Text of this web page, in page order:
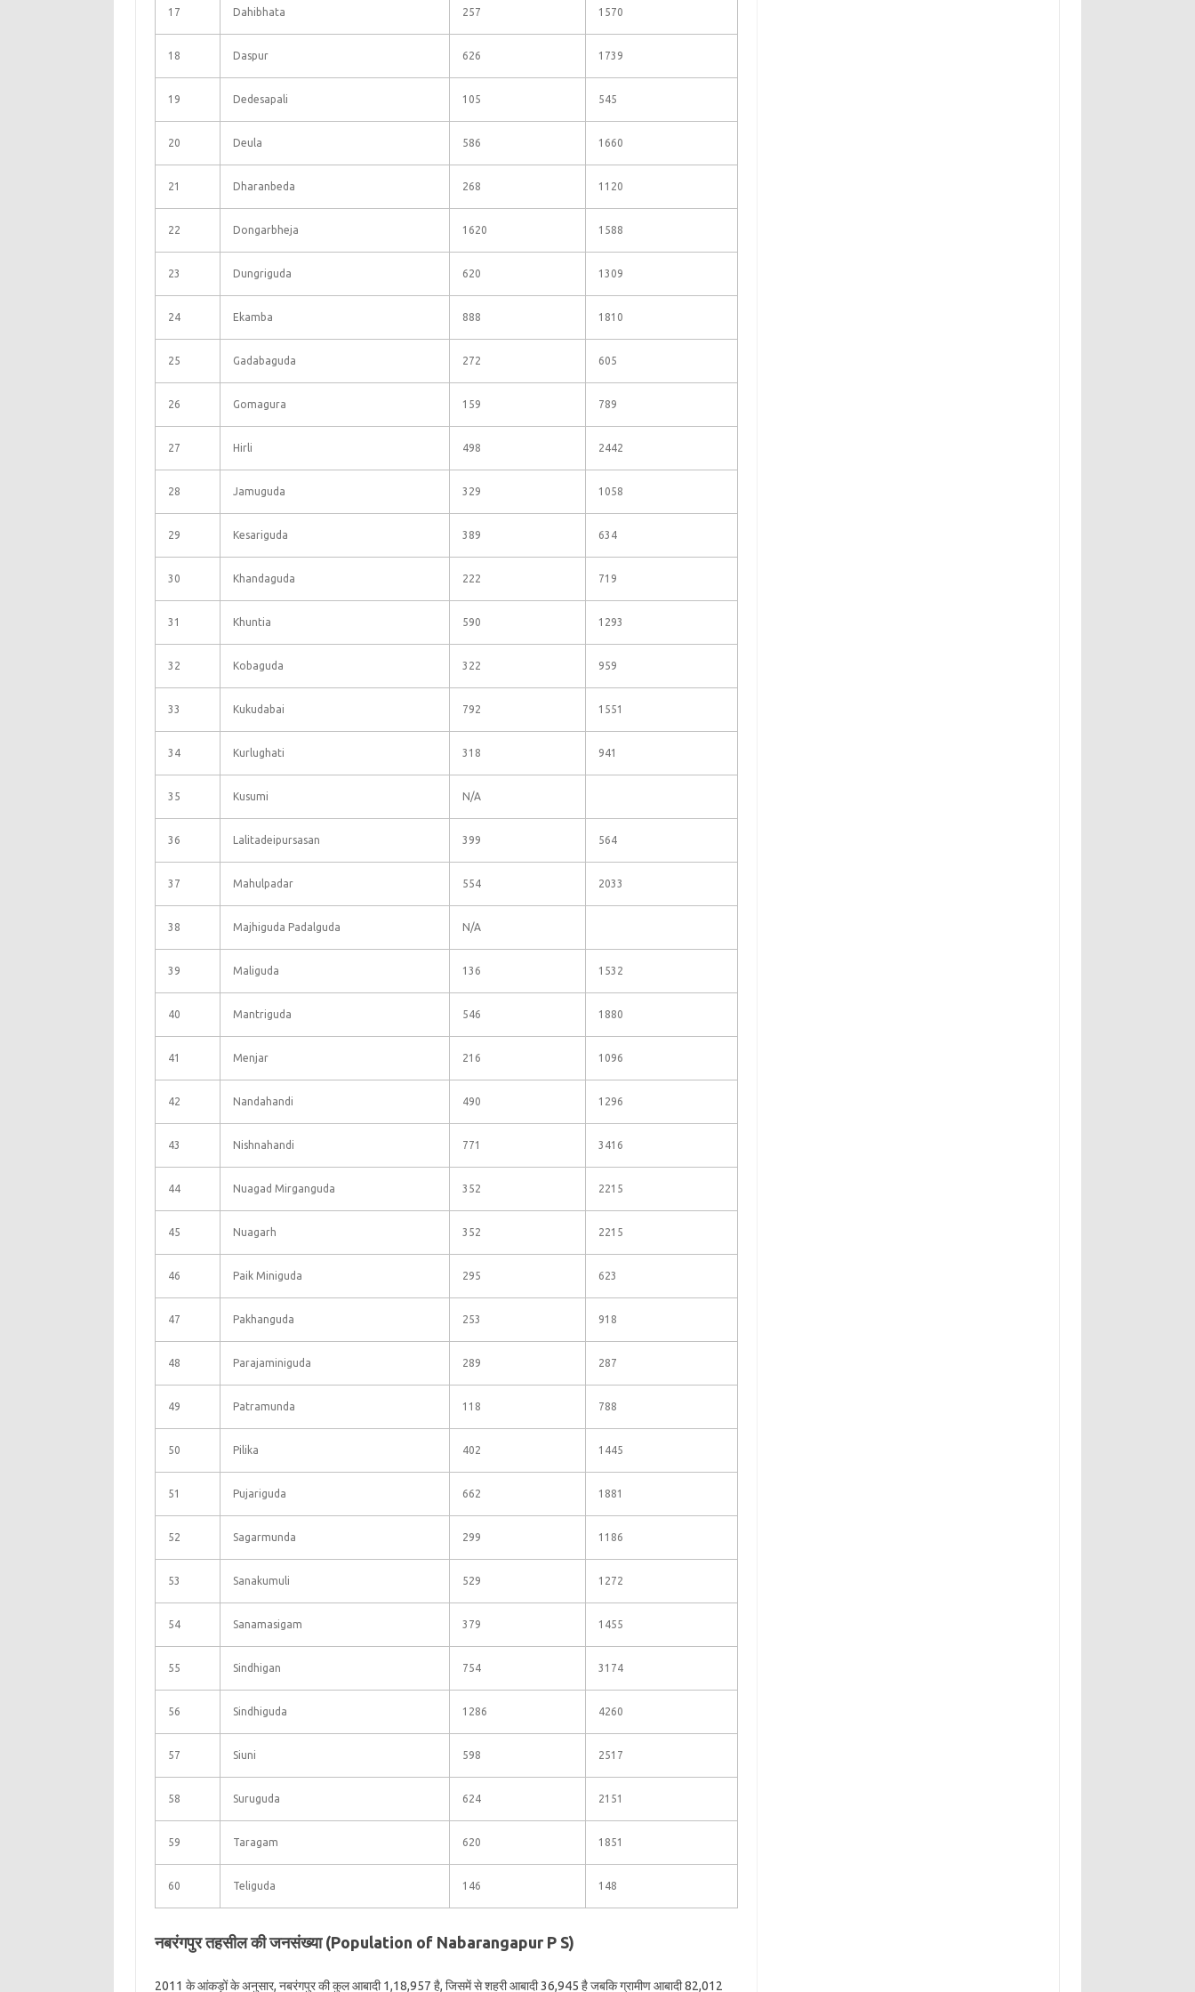
17 Dahibhata 257 1570
18 Daspur 626 1739
19 Dedesapali 105 545
20 Deula 586 1660
21 Dharanbeda 268 1120
22 Dongarbheja 1620 1588
23 Dungriguda 620 1309
24 Ekamba 888 1810
25 Gadabaguda 272 605
26 Gomagura 159 789
27 Hirli 498 2442
28 Jamuguda 329 1058
29 Kesariguda 389 634
30 Khandaguda 222 719
31 Khuntia 590 1293
32 Kobaguda 322 959
33 Kukudabai 792 1551
34 Kurlughati 318 941
35 Kusumi N/A
36 Lalitadeipursasan 399 564
37 Mahulpadar 554 2033
38 Majhiguda Padalguda N/A
39 Maliguda 136 1532
40 Mantriguda 546 1880
41 Menjar 216 1096
42 Nandahandi 490 1296
43 Nishnahandi 771 3416
44 Nuagad Mirganguda 352 2215
45 Nuagarh 352 2215
46 Paik Miniguda 295 623
47 Pakhanguda 253 918
48 Parajaminiguda 289 287
49 Patramunda 118 788
50 Pilika 402 1445
51 Pujariguda 662 1881
52 Sagarmunda 299 1186
53 Sanakumuli 529 1272
54 Sanamasigam 379 1455
55 Sindhigan 754 3174
56 Sindhiguda 1286 4260
57 Siuni 598 2517
58 Suruguda 624 2151
59 Taragam 620 1851
60 Teliguda 146 148
नबरंगपुर तहसील की जनसंख्या (Population of Nabarangapur P S)
2011 के आंकड़ों के अनुसार, नबरंगपुर की कुल आबादी 1,18,957 है, जिसमें से शहरी आबादी 36,945 है जबकि ग्रामीण आबादी 82,012